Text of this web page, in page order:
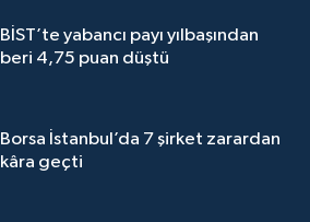
BİST’te yabancı payı yılbaşından
beri 4,75 puan düştü
Borsa İstanbul’da 7 şirket zarardan
kâra geçti